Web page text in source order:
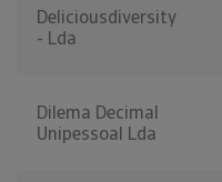
Deliciousdiversity
- Lda
Dilema Decimal
Unipessoal Lda